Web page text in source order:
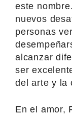
este
nuevos
personas
alcanzar
ser
del arte y la
En el amor,